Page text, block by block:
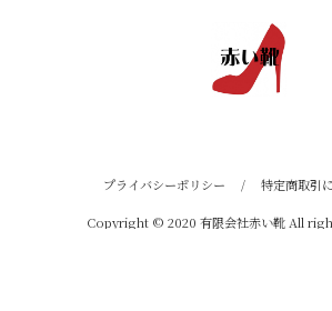
プライバシーポリシー / 特定商取引
Copyright © 2020 有限会社赤い靴 All